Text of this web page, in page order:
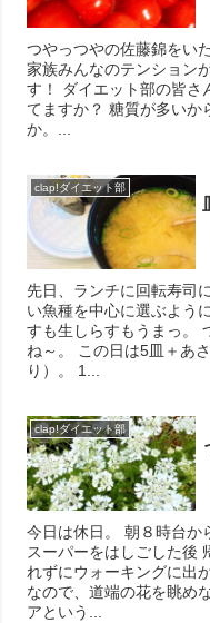
つやっつやの佐藤錦をい
家族みんなのテンション
す！ ダイエット部の皆さ
てますか？ 糖質が多いか
か。...
clap!ダイエット部
先日、ランチに回転寿司
い魚種を中心に選ぶよう
すも生しらすもうまっ。
ね～。 この日は5皿＋あ
り）。 1...
clap!ダイエット部
今日は休日。 朝８時台
スーパーをはしごした後
れずにウォーキングに出
なので、道端の花を眺め
アという...